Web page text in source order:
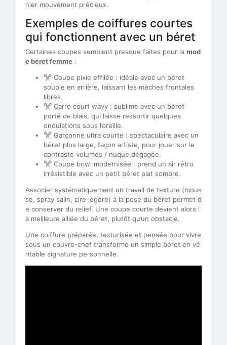
nier mouvement précieux.
Exemples de coiffures courtes
qui fonctionnent avec un béret
Certaines coupes semblent presque faites pour la mod
e béret femme :
✂️ Coupe pixie effilée : idéale avec un béret
souple en arrière, laissant les mèches frontales
libres.
✂️ Carré court wavy : sublime avec un béret
porté de biais, qui laisse ressortir quelques
ondulations sous l’oreille.
✂️ Garçonne ultra courte : spectaculaire avec un
béret plus large, façon artiste, pour jouer sur le
contraste volumes / nuque dégagée.
✂️ Coupe bowl modernisée : prend un air rétro
irrésistible avec un petit béret plat sombre.
Associer systématiquement un travail de texture (mous
se, spray salin, cire légère) à la pose du béret permet d
e conserver du relief. Une coupe courte devient alors l
a meilleure alliée du béret, plutôt qu’un obstacle.
Une coiffure préparée, texturisée et pensée pour vivre
sous un couvre-chef transforme un simple béret en vé
ritable signature personnelle.